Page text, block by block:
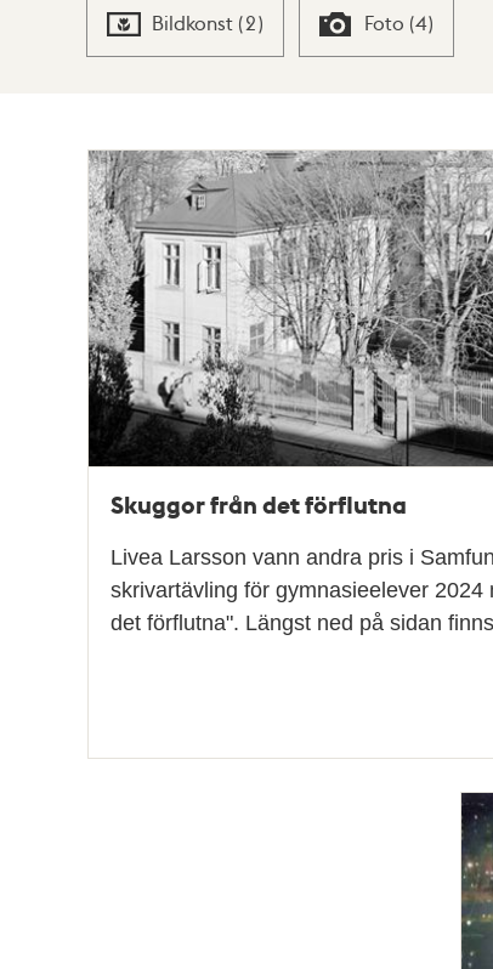
Bildkonst (2) Foto (4)
Skuggor från det förflutna
Livea Larsson vann andra pris i
skrivartävling för gymnasieelever 2024
det förflutna". Längst ned på sidan